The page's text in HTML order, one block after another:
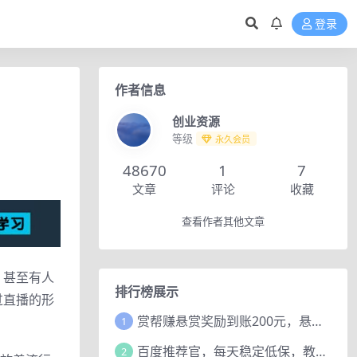
登录
至有人
播的形
作者信息
创业资源
等级 永久会员
48670
文章
1
评论
7
收藏
查看作者其他文章
排行榜展示
1 赏帮赚悬赏奖励到账200元，悬赏任务多劳多得，人人可做。
2 百度推荐官，每天稳定低保，教程赠上